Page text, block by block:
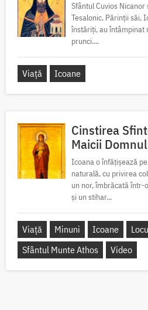
Sfântul Cuvios
Tesalonic. Părinții săi,
înstăriți, au întâmpinat
prunci....
Viață Icoane
Cinstirea
Maicii
Icoana o înfățișează
naturală, cu privirea
un nor, îmbrăcată
și un stihar...
Viață Minuni Icoane
Sfântul Munte Athos
Video